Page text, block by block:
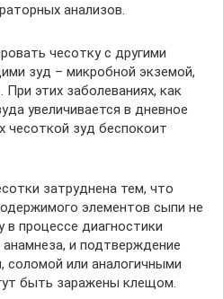
анализов.
чесотку с другими
зуд – микробной экземой,
При этих заболеваниях, как
увеличивается в дневное
чесоткой зуд беспокоит
затруднена тем, что
элементов сыпи не
процессе диагностики
и подтверждение
соломой или аналогичными
быть заражены клещом.